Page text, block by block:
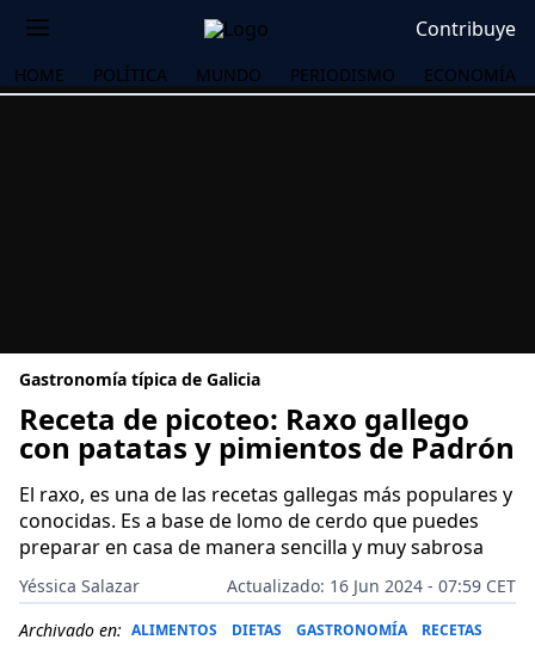
Contribuye
HOME POLÍTICA MUNDO PERIODISMO ECONOMÍA
Gastronomía típica de Galicia
Receta de picoteo: Raxo gallego
con patatas y pimientos de Padrón
El raxo, es una de las recetas gallegas más populares y
conocidas. Es a base de lomo de cerdo que puedes
preparar en casa de manera sencilla y muy sabrosa
Yéssica Salazar
Actualizado: 16 Jun 2024 - 07:59 CET
Archivado en: ALIMENTOS DIETAS GASTRONOMÍA RECETAS